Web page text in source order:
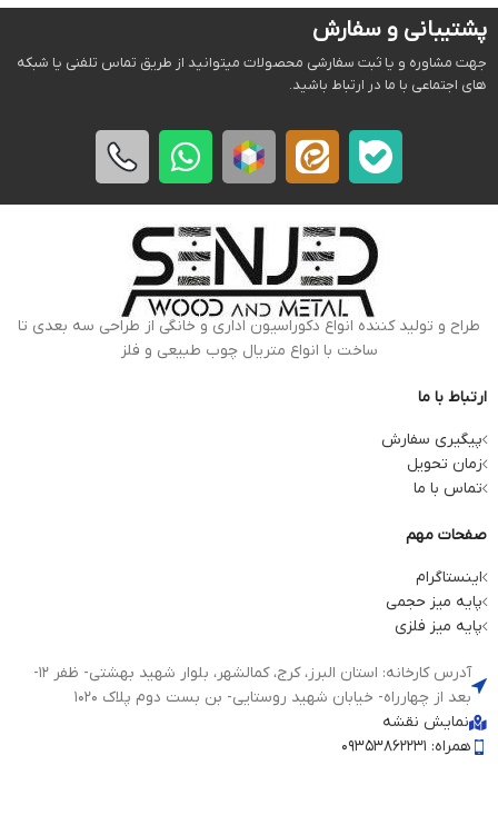
پشتیبانی و سفارش
جهت مشاوره و یا ثبت سفارشی محصولات میتوانید از طریق تماس تلفنی یا شبکه
های اجتماعی با ما در ارتباط باشید.
طراح و تولید کننده انواع دکوراسیون اداری و خانگی از طراحی سه بعدی تا
ساخت با انواع متریال چوب طبیعی و فلز
ارتباط با ما
پیگیری سفارش
زمان تحویل
تماس با ما
صفحات مهم
اینستاگرام
پایه میز حجمی
پایه میز فلزی
آدرس کارخانه: استان البرز، کرج، کمالشهر، بلوار شهید بهشتی- ظفر 12-
بعد از چهارراه- خیابان شهید روستایی- بن بست دوم پلاک 1020
نمایش نقشه
همراه: 09353862231